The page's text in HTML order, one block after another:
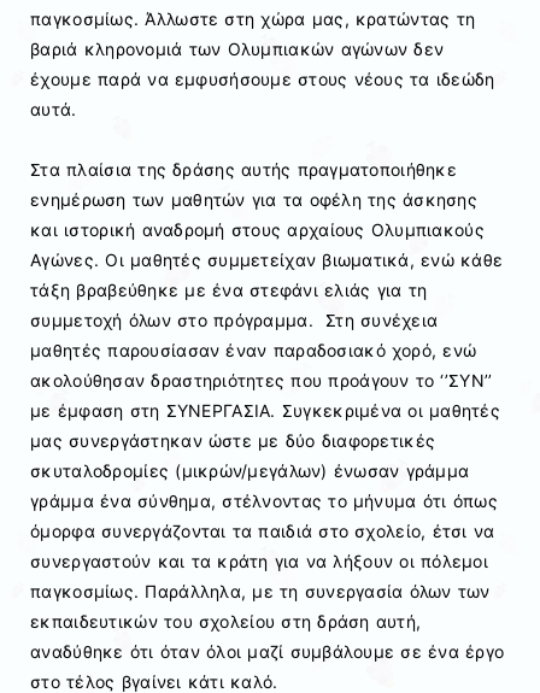
παγκοσμίως. Άλλωστε στη χώρα μας, κρατώντας τη
βαριά κληρονομιά των Ολυμπιακών αγώνων δεν
έχουμε παρά να εμφυσήσουμε στους νέους τα ιδεώδη
αυτά.
Στα πλαίσια της δράσης αυτής πραγματοποιήθηκε
ενημέρωση των μαθητών για τα οφέλη της άσκησης
και ιστορική αναδρομή στους αρχαίους Ολυμπιακούς
Αγώνες. Οι μαθητές συμμετείχαν βιωματικά, ενώ κάθε
τάξη βραβεύθηκε με ένα στεφάνι ελιάς για τη
συμμετοχή όλων στο πρόγραμμα. Στη συνέχεια
μαθητές παρουσίασαν έναν παραδοσιακό χορό, ενώ
ακολούθησαν δραστηριότητες που προάγουν το ‘’ΣΥΝ’’
με έμφαση στη ΣΥΝΕΡΓΑΣΙΑ. Συγκεκριμένα οι μαθητές
μας συνεργάστηκαν ώστε με δύο διαφορετικές
σκυταλοδρομίες (μικρών/μεγάλων) ένωσαν γράμμα
γράμμα ένα σύνθημα, στέλνοντας το μήνυμα ότι όπως
όμορφα συνεργάζονται τα παιδιά στο σχολείο, έτσι να
συνεργαστούν και τα κράτη για να λήξουν οι πόλεμοι
παγκοσμίως. Παράλληλα, με τη συνεργασία όλων των
εκπαιδευτικών του σχολείου στη δράση αυτή,
αναδύθηκε ότι όταν όλοι μαζί συμβάλουμε σε ένα έργο
στο τέλος βγαίνει κάτι καλό.